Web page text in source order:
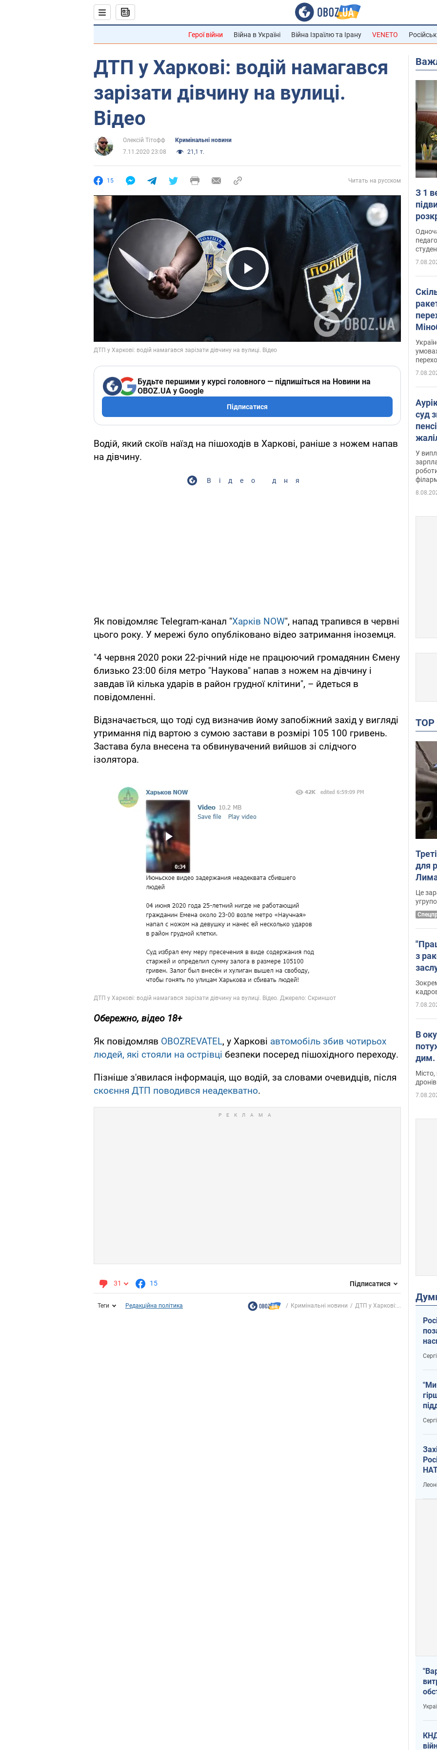
Герої війни Війна в Україні Війна Ізраїлю та Ірану VENETO
ДТП у Харкові: водій намагався
зарізати дівчину на вулиці.
Відео
Олексій Тітофф
Кримінальні новини
7.11.2020 23:08
21,1 т.
15 Читать на русском
Play Video
Будьте першими у курсі головного — підпишіться на Новини на
OBOZ.UA у Google
Підписатися
Водій, який скоїв наїзд на пішоходів в Харкові, раніше з ножем напав
на дівчину.
Відео дня
Як повідомляє Telegram-канал "Харків NOW", напад трапився в червні
цього року. У мережі було опубліковано відео затримання іноземця.
"4 червня 2020 роки 22-річний ніде не працюючий громадянин Ємену
близько 23:00 біля метро "Наукова" напав з ножем на дівчину і
завдав їй кілька ударів в район грудної клітини", – йдеться в
повідомленні.
Відзначається, що тоді суд визначив йому запобіжний захід у вигляді
утримання під вартою з сумою застави в розмірі 105 100 гривень.
Застава була внесена та обвинувачений вийшов зі слідчого
ізолятора.
Обережно, відео 18+
Як повідомляв OBOZREVATEL, у Харкові автомобіль збив чотирьох
людей, які стояли на острівці безпеки посеред пішохідного переходу.
Пізніше з'явилася інформація, що водій, за словами очевидців, після
скоєння ДТП поводився неадекватно.
31 15 Підписатися
Теги Редакційна політика Кримінальні новини ДТП у Харкові:...
З 1
суд
У
для
Це
з
В
дим.
дронів
"Ми